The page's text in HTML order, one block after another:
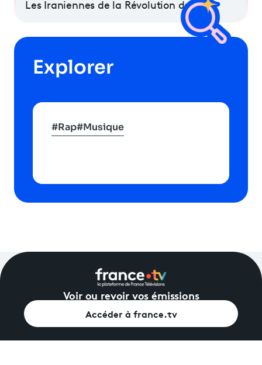
Les Iraniennes de la Révolution de 1979
Explorer
#Rap#Musique
Voir ou revoir vos émissions
Accéder à france.tv